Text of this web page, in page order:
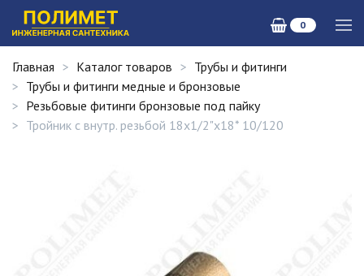
0
Главная Каталог товаров
Трубы и фитинги
Трубы и фитинги медные и бронзовые
Резьбовые фитинги бронзовые под пайку
Тройник с внутр. резьбой 18х1/2"х18* 10/120